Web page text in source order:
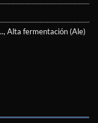
, Alta fermentación (Ale)